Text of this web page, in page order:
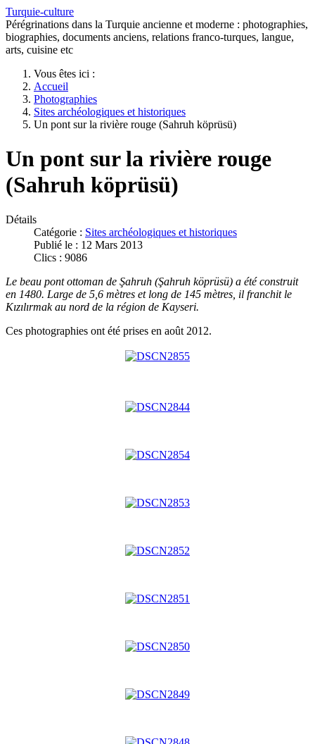
Turquie-culture
Pérégrinations dans la Turquie ancienne et moderne : photographies,
biographies, documents anciens, relations franco-turques, langue,
arts, cuisine etc
Vous êtes ici :
Accueil
Photographies
Sites archéologiques et historiques
Un pont sur la rivière rouge (Sahruh köprüsü)
Un pont sur la rivière rouge
(Sahruh köprüsü)
Détails
Catégorie : Sites archéologiques et historiques
Publié le : 12 Mars 2013
Clics : 9086
Le beau pont ottoman de Şahruh (Şahruh köprüsü) a été construit
en 1480. Large de 5,6 mètres et long de 145 mètres, il franchit le
Kızılırmak au nord de la région de Kayseri.
Ces photographies ont été prises en août 2012.